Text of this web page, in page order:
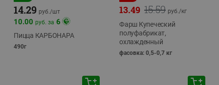
14.29 руб./шт
10.00 руб. за 6
Пицца КАРБОНАРА
490г
15.59
13.49 руб./кг
Фарш Купеческий
полуфабрикат,
охлажденный
фасовка: 0,5-0,7 кг